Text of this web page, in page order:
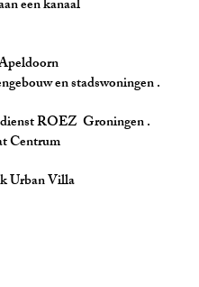
kanaal
stadswoningen .
Groningen .
Villa